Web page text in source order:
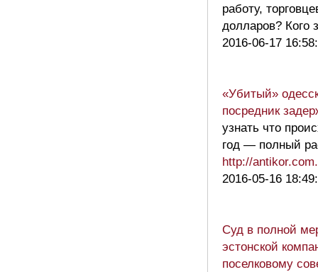
работу,
долларов?
2016-06-17
«Убитый»
посредник
узнать что
год — полный
http://
2016-05-16
Суд в полной
эстонской
поселковому